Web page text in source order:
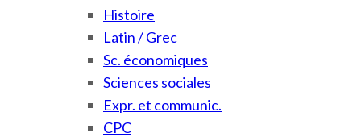
Histoire
Latin / Grec
Sc. économiques
Sciences sociales
Expr. et communic.
CPC